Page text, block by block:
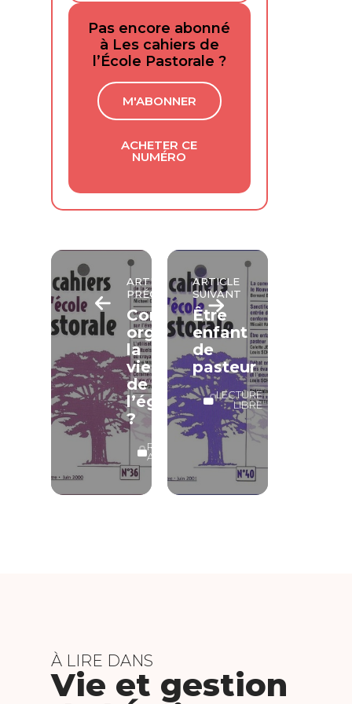
Pas encore abonné
à Les cahiers de
l’École Pastorale ?
M'ABONNER
ACHETER CE
NUMÉRO
ARTICLE
PRÉCÉDENT
Comment
organiser
la
vie
de
l’église
?
RÉSERVÉ
ABONNÉS
ARTICLE
SUIVANT
Être
enfant
de
pasteur
LECTURE
LIBRE
À LIRE DANS
Vie et gestion